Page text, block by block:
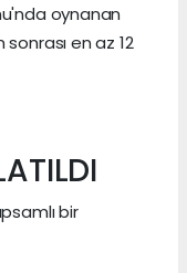
oynanan
en az 12
bir